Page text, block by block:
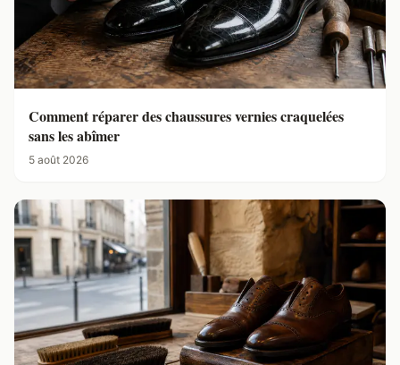
Comment réparer des chaussures vernies craquelées
sans les abîmer
5 août 2026